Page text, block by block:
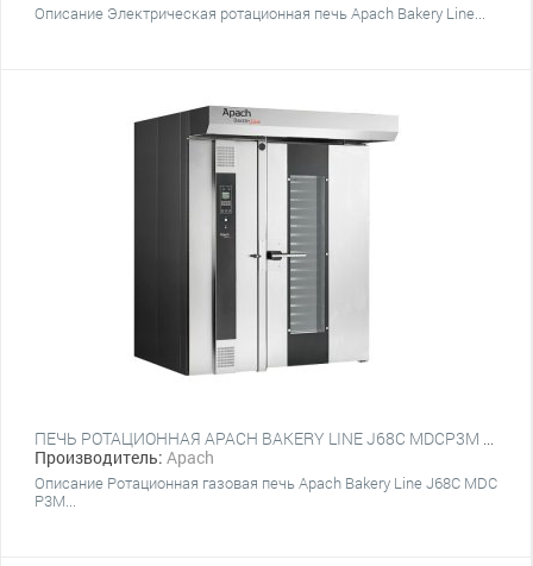
Описание Электрическая ротационная печь Apach Bakery Line...
ПЕЧЬ РОТАЦИОННАЯ APACH BAKERY LINE J68С MDCP3M КРЮК
Производитель: Apach
Описание Ротационная газовая печь Apach Bakery Line J68С MDC
P3M...